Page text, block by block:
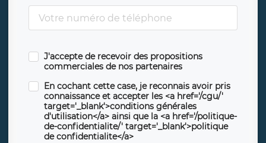
J'accepte de recevoir des propositions
commerciales de nos partenaires
En cochant cette case, je reconnais avoir pris
connaissance et accepter les <a href='/cgu/'
target='_blank'>conditions générales
d'utilisation</a> ainsi que la <a href='/politique-
de-confidentialite/' target='_blank'>politique
de confidentialite</a>